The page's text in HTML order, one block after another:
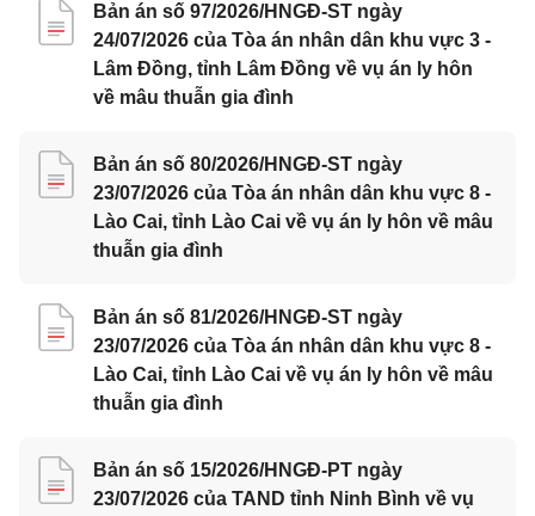
Bản án số 97/2026/HNGĐ-ST ngày
24/07/2026 của Tòa án nhân dân khu vực 3 -
Lâm Đồng, tỉnh Lâm Đồng về vụ án ly hôn
về mâu thuẫn gia đình
Bản án số 80/2026/HNGĐ-ST ngày
23/07/2026 của Tòa án nhân dân khu vực 8 -
Lào Cai, tỉnh Lào Cai về vụ án ly hôn về mâu
thuẫn gia đình
Bản án số 81/2026/HNGĐ-ST ngày
23/07/2026 của Tòa án nhân dân khu vực 8 -
Lào Cai, tỉnh Lào Cai về vụ án ly hôn về mâu
thuẫn gia đình
Bản án số 15/2026/HNGĐ-PT ngày
23/07/2026 của TAND tỉnh Ninh Bình về vụ